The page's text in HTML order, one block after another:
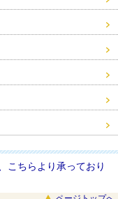
こちらより承っており